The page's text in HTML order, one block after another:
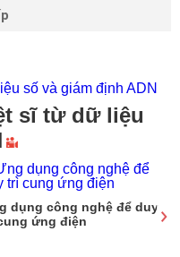
sĩ từ dữ liệu
dụng công nghệ để duy
ứng điện